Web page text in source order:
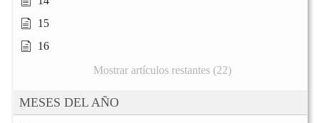
15
16
Mostrar artículos restantes (22)
MESES DEL AÑO